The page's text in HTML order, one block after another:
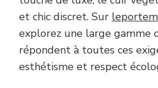
et chic discret. Sur
explorez une large gamme
répondent à toutes ces
esthétisme et respect